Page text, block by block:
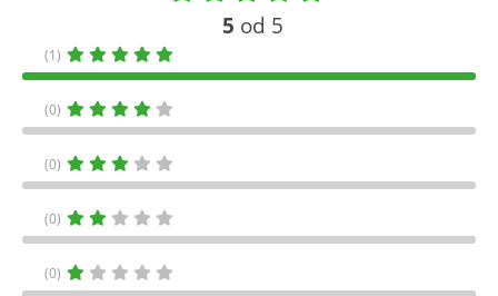
5 od 5
(1)
(0)
(0)
(0)
(0)